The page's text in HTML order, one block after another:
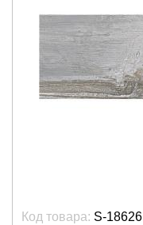
Код товара: S-18626